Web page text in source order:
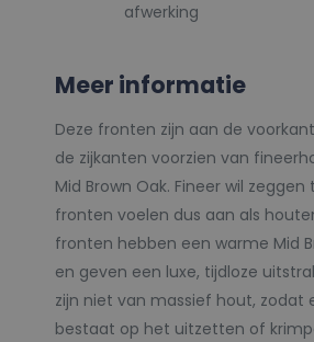
afwerking
Meer informatie
Deze fronten zijn aan de
de zijkanten voorzien van
Mid Brown Oak. Fineer wil
fronten voelen dus aan als
fronten hebben een warme Mid
en geven een luxe, tijdloze
zijn niet van massief hout, zodat
bestaat op het uitzetten of